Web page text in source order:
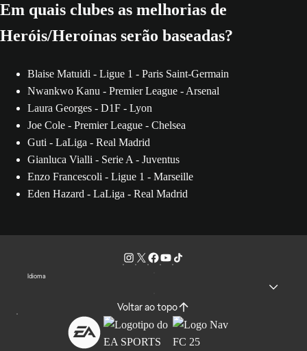
Em quais clubes as melhorias de
Heróis/Heroínas serão baseadas?
Blaise Matuidi - Ligue 1 - Paris Saint-Germain
Nwankwo Kanu - Premier League - Arsenal
Laura Georges - D1F - Lyon
Joe Cole - Premier League - Chelsea
Guti - LaLiga - Real Madrid
Gianluca Vialli - Serie A - Juventus
Enzo Francescoli - Ligue 1 - Marseille
Eden Hazard - LaLiga - Real Madrid
Idioma
Voltar ao topo